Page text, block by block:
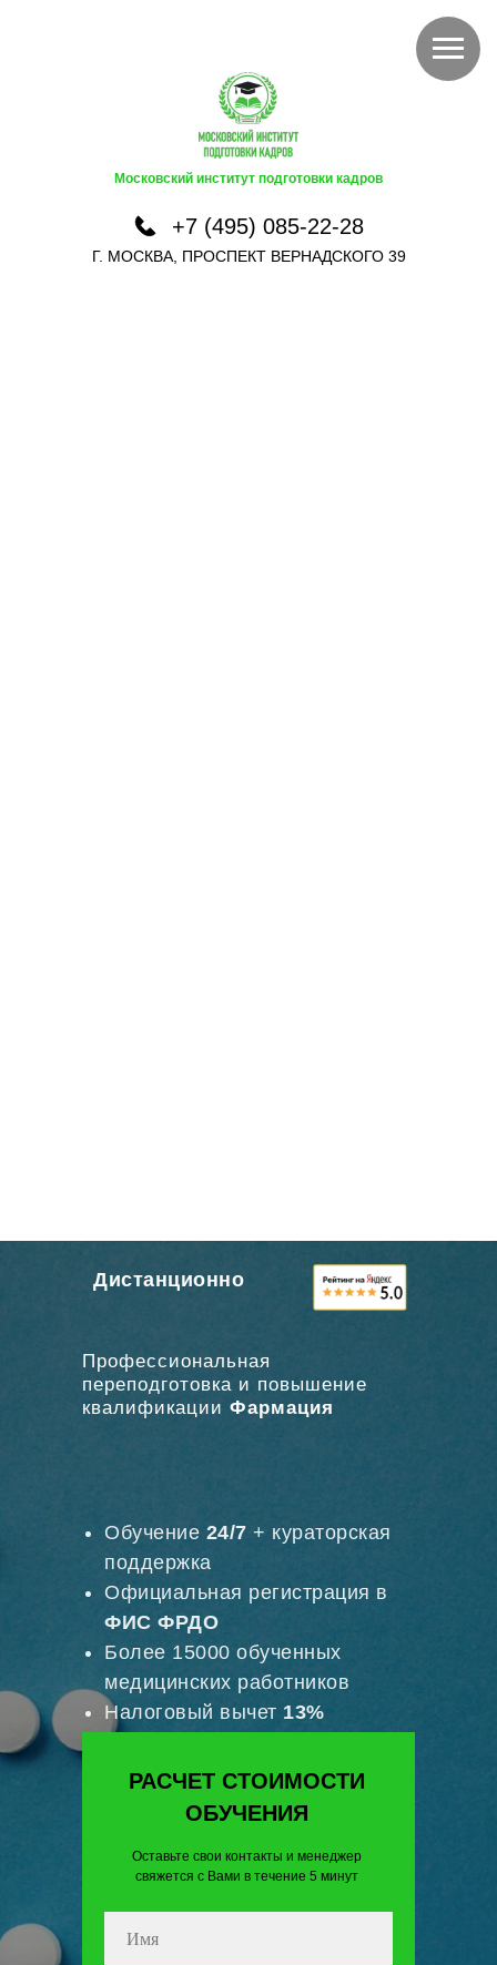
Московский институт подготовки кадров
+7 (495) 085-22-28
Г. МОСКВА, ПРОСПЕКТ ВЕРНАДСКОГО 39
Профессиональная
переподготовка и повышение
квалификации Фармация
Дистанционно
РАСЧЕТ СТОИМОСТИ
ОБУЧЕНИЯ
Оставьте свои контакты и менеджер
свяжется с Вами в течение 5 минут
Обучение 24/7 + кураторская
поддержка
Официальная регистрация в
ФИС ФРДО
Более 15000 обученных
медицинских работников
Налоговый вычет 13%